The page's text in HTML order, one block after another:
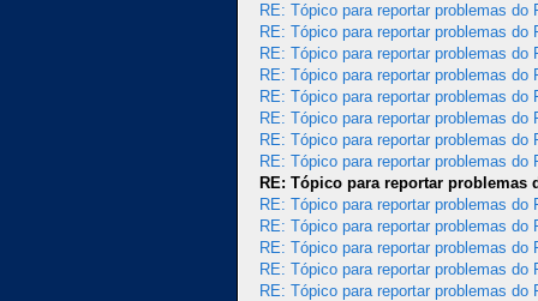
RE: Tópico para reportar problemas do
RE: Tópico para reportar problemas do
RE: Tópico para reportar problemas do
RE: Tópico para reportar problemas do
RE: Tópico para reportar problemas do
RE: Tópico para reportar problemas do
RE: Tópico para reportar problemas do
RE: Tópico para reportar problemas do
RE: Tópico para reportar problemas
RE: Tópico para reportar problemas do
RE: Tópico para reportar problemas do
RE: Tópico para reportar problemas do
RE: Tópico para reportar problemas do
RE: Tópico para reportar problemas do